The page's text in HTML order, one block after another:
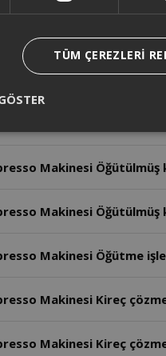
Makinesi Süt
Makinesi Demleme
Makinesi Öğütme
Makinesi Öğütülmüş
Makinesi Öğütülmüş
Makinesi Öğütme
Makinesi Kireç
Makinesi Kireç
TÜM ÇEREZLERI